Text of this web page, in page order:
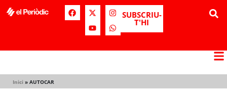
SUBSCRIU-
T'HI
Inici » AUTOCAR